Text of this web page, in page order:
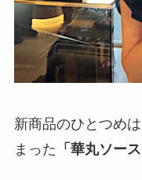
新商品のひとつめ
まった 「華丸ソース